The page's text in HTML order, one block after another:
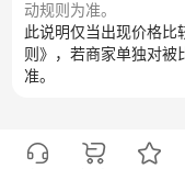
动规则为准。
此说明仅当出现价格比
则》，若商家单独对被
准。